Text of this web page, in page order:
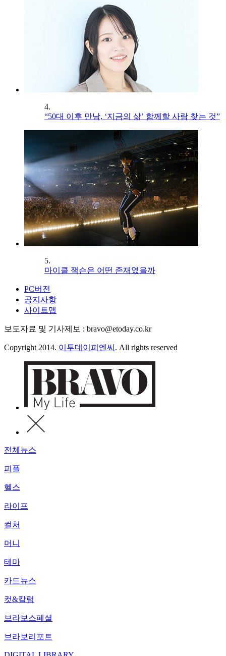
4.
“50대 이후 만남, ‘지금의 삶’ 함께할 사람 찾는 것”
5.
마이클 잭슨은 어떤 존재였을까
PC버전
공지사항
사이트맵
보도자료 및 기사제보 : bravo@etoday.co.kr
Copyright 2014. 이투데이피엔씨 . All rights reserved
전체뉴스
피플
헬스
라이프
컬처
머니
테마
카드뉴스
컷&칼럼
브라보스페셜
브라보리포트